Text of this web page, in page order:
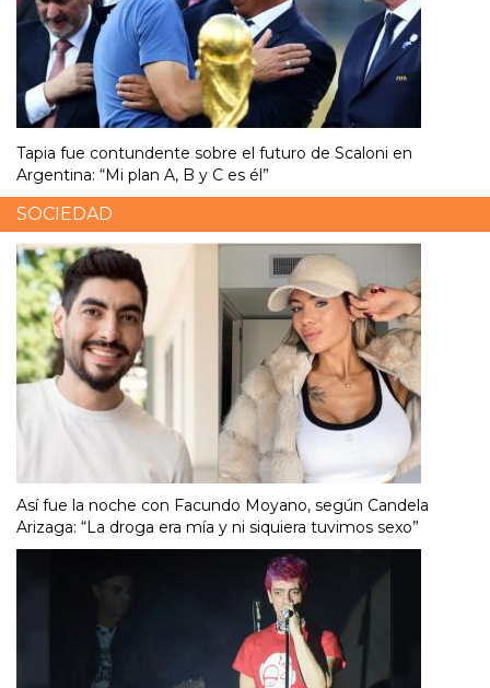
Tapia fue contundente sobre el futuro de Scaloni en
Argentina: “Mi plan A, B y C es él”
SOCIEDAD
Así fue la noche con Facundo Moyano, según Candela
Arizaga: “La droga era mía y ni siquiera tuvimos sexo”